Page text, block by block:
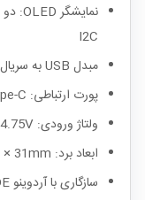
I2C
مبدل USB به سریال: CH340G
پورت ارتباطی: USB Type-C
ولتاژ ورودی: 4.75V تا 12V
ابعاد برد: 62mm × 31mm
سازگاری با آردوینو IDE: دارد